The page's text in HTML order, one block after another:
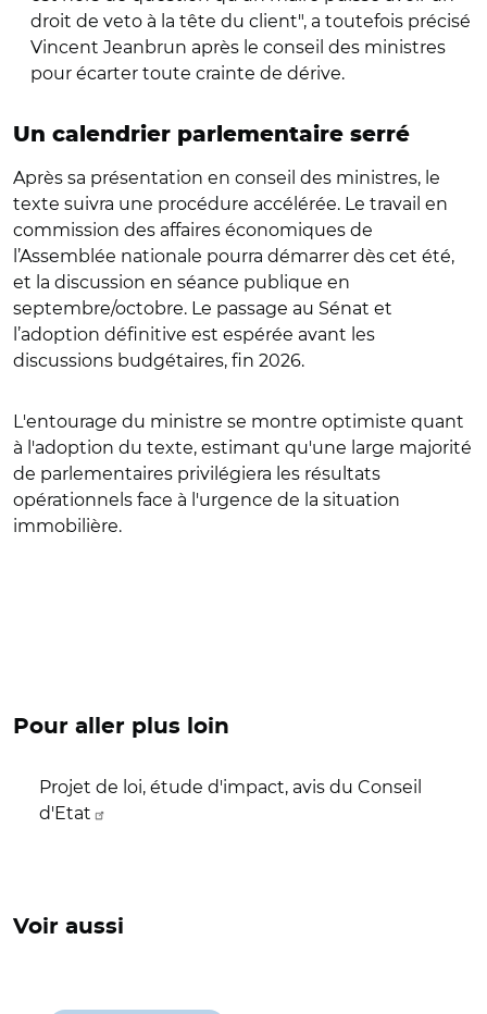
droit de veto à la tête du client", a toutefois précisé
Vincent Jeanbrun après le conseil des ministres
pour écarter toute crainte de dérive.
Un calendrier parlementaire serré
Après sa présentation en conseil des ministres, le
texte suivra une procédure accélérée. Le travail en
commission des affaires économiques de
l’Assemblée nationale pourra démarrer dès cet été,
et la discussion en séance publique en
septembre/octobre. Le passage au Sénat et
l’adoption définitive est espérée avant les
discussions budgétaires, fin 2026.
L'entourage du ministre se montre optimiste quant
à l'adoption du texte, estimant qu'une large majorité
de parlementaires privilégiera les résultats
opérationnels face à l'urgence de la situation
immobilière.
Pour aller plus loin
Projet de loi, étude d'impact, avis du Conseil
d'Etat
Voir aussi